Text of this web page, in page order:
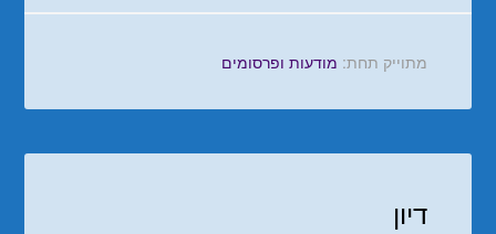
מתוייק תחת: מודעות ופרסומים
דיון